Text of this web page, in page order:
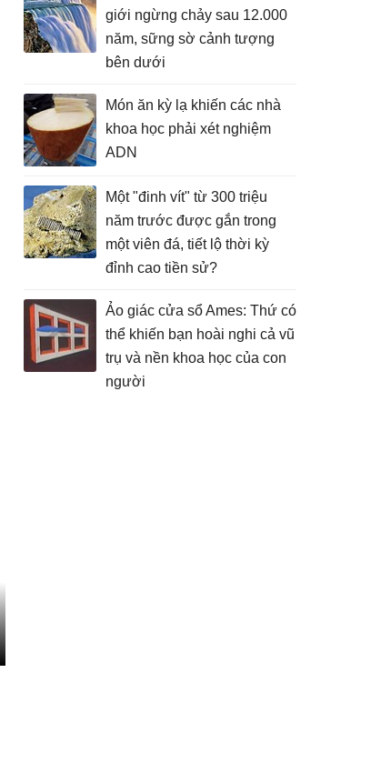
giới ngừng chảy sau 12.000
năm, sững sờ cảnh tượng
bên dưới
Món ăn kỳ lạ khiến các nhà
khoa học phải xét nghiệm
ADN
Một "đinh vít" từ 300 triệu
năm trước được gắn trong
một viên đá, tiết lộ thời kỳ
đỉnh cao tiền sử?
Ảo giác cửa sổ Ames: Thứ có
thể khiến bạn hoài nghi cả vũ
trụ và nền khoa học của con
người